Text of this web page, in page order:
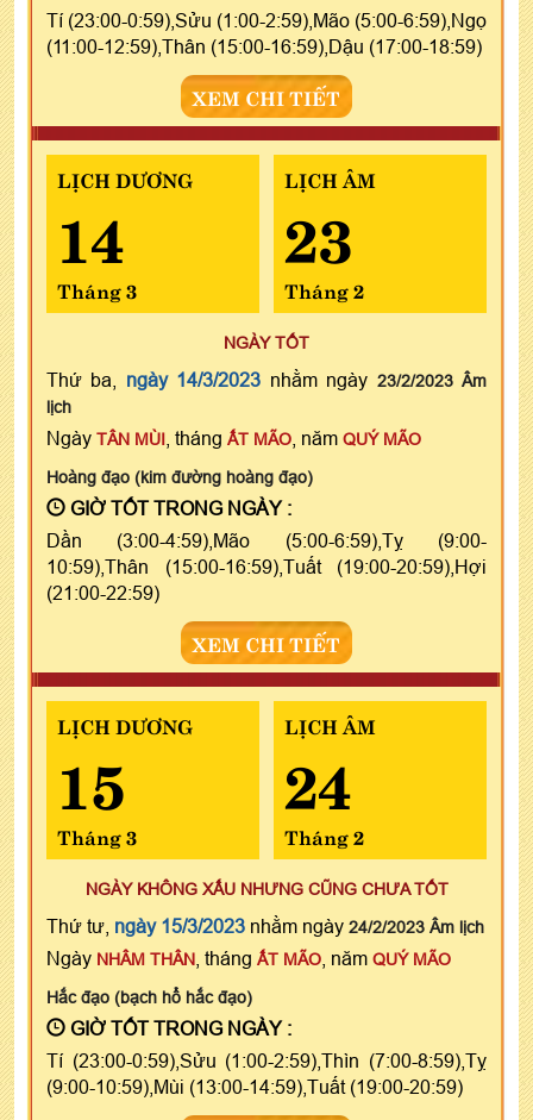
Tí (23:00-0:59),Sửu (1:00-2:59),Mão (5:00-6:59),Ngọ
(11:00-12:59),Thân (15:00-16:59),Dậu (17:00-18:59)
XEM CHI TIẾT
LỊCH DƯƠNG
14
Tháng 3
LỊCH ÂM
23
Tháng 2
NGÀY TỐT
Thứ ba, ngày 14/3/2023 nhằm ngày 23/2/2023 Âm
lịch
Ngày TÂN MÙI , tháng ẤT MÃO , năm QUÝ MÃO
Hoàng đạo (kim đường hoàng đạo)
GIỜ TỐT TRONG NGÀY :
Dần (3:00-4:59),Mão (5:00-6:59),Tỵ (9:00-
10:59),Thân (15:00-16:59),Tuất (19:00-20:59),Hợi
(21:00-22:59)
XEM CHI TIẾT
LỊCH DƯƠNG
15
Tháng 3
LỊCH ÂM
24
Tháng 2
NGÀY KHÔNG XẤU NHƯNG CŨNG CHƯA TỐT
Thứ tư, ngày 15/3/2023 nhằm ngày 24/2/2023 Âm lịch
Ngày NHÂM THÂN , tháng ẤT MÃO , năm QUÝ MÃO
Hắc đạo (bạch hổ hắc đạo)
GIỜ TỐT TRONG NGÀY :
Tí (23:00-0:59),Sửu (1:00-2:59),Thìn (7:00-8:59),Tỵ
(9:00-10:59),Mùi (13:00-14:59),Tuất (19:00-20:59)